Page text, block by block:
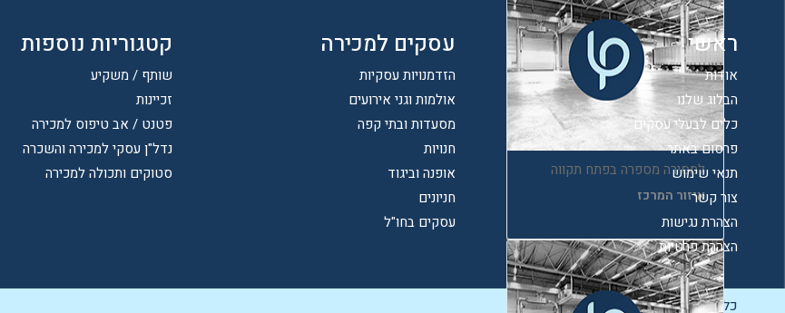
למסירה מספרה בפתח תקווה
איזור המרכז
₪1.00
ראשי
אודות
הבלוג שלנו
כלים לבעלי עסקים
פרסום באתר
תנאי שימוש
צור קשר
הצהרת נגישות
הצהרת פרטיות
עסקים למכירה
הזדמנויות עסקיות
אולמות וגני אירועים
מסעדות ובתי קפה
חנויות
אופנה וביגוד
חניונים
עסקים בחו"ל
קטגוריות נוספות
שותף / משקיע
זכיינות
פטנט / אב טיפוס למכירה
נדל"ן עסקי למכירה והשכרה
סטוקים ותכולה למכירה
כל הזכויות שמורות ל-Biz Start